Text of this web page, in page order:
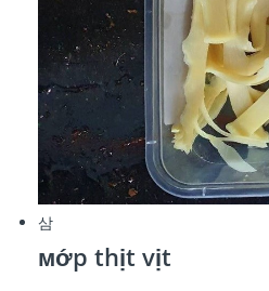
삼
мớp thịt vịt